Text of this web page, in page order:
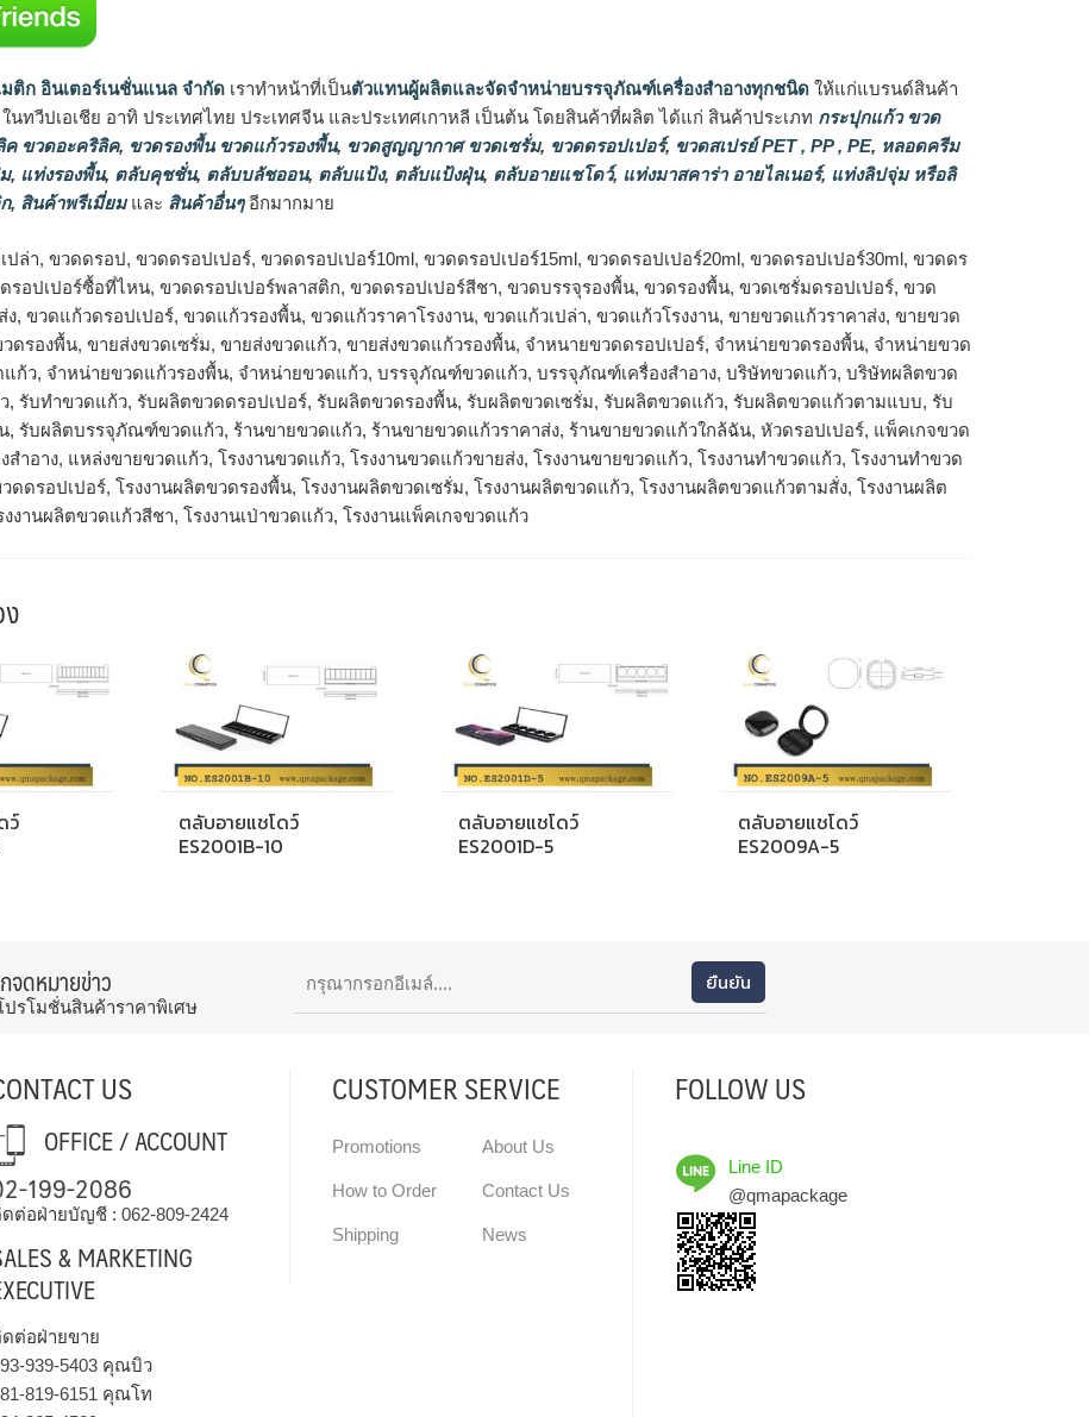
ติก อินเตอร์เนชั่นแนล จำกัด เราทำหน้าที่เป็นตัวแทนผู้ผลิตและจัดจำหน่ายบรรจุภัณฑ์เครื่องสำอางทุกชนิด ให้แก่แบรนด์สินค้า
นทวีปเอเชีย อาทิ ประเทศไทย ประเทศจีน และประเทศเกาหลี เป็นต้น โดยสินค้าที่ผลิต ได้แก่ สินค้าประเภท กระปุกแก้ว ขวด
ค ขวดอะคริลิค, ขวดรองพื้น ขวดแก้วรองพื้น, ขวดสูญญากาศ ขวดเซรั่ม, ขวดดรอปเปอร์, ขวดสเปรย์ PET , PP , PE, หลอดครีม
, แท่งรองพื้น, ตลับคุชชั่น, ตลับบลัชออน, ตลับแป้ง, ตลับแป้งฝุ่น, ตลับอายแชโดว์, แท่งมาสคาร่า อายไลเนอร์, แท่งลิปจุ่ม หรือลิ
, สินค้าพรีเมี่ยมและ สินค้าอื่นๆอีกมากมาย
ล่า, ขวดดรอป, ขวดดรอปเปอร์, ขวดดรอปเปอร์10ml, ขวดดรอปเปอร์15ml, ขวดดรอปเปอร์20ml, ขวดดรอปเปอร์30ml, ขวดดร
รอปเปอร์ซื้อที่ไหน, ขวดดรอปเปอร์พลาสติก, ขวดดรอปเปอร์สีชา, ขวดบรรจุรองพื้น, ขวดรองพื้น, ขวดเซรั่มดรอปเปอร์, ขวด
, ขวดแก้วดรอปเปอร์, ขวดแก้วรองพื้น, ขวดแก้วราคาโรงงาน, ขวดแก้วเปล่า, ขวดแก้วโรงงาน, ขายขวดแก้วราคาส่ง, ขายขวด
ดรองพื้น, ขายส่งขวดเซรั่ม, ขายส่งขวดแก้ว, ขายส่งขวดแก้วรองพื้น, จำหนายขวดดรอปเปอร์, จำหน่ายขวดรองพื้น, จำหน่ายขวด
แก้ว, จำหน่ายขวดแก้วรองพื้น, จําหน่ายขวดแก้ว, บรรจุภัณฑ์ขวดแก้ว, บรรจุภัณฑ์เครื่องสำอาง, บริษัทขวดแก้ว, บริษัทผลิตขวด
, รับทำขวดแก้ว, รับผลิตขวดดรอปเปอร์, รับผลิตขวดรองพื้น, รับผลิตขวดเซรั่ม, รับผลิตขวดแก้ว, รับผลิตขวดแก้วตามแบบ, รับ
, รับผลิตบรรจุภัณฑ์ขวดแก้ว, ร้านขายขวดแก้ว, ร้านขายขวดแก้วราคาส่ง, ร้านขายขวดแก้วใกล้ฉัน, หัวดรอปเปอร์, แพ็คเกจขวด
สำอาง, แหล่งขายขวดแก้ว, โรงงานขวดแก้ว, โรงงานขวดแก้วขายส่ง, โรงงานขายขวดแก้ว, โรงงานทำขวดแก้ว, โรงงานทําขวด
ดดรอปเปอร์, โรงงานผลิตขวดรองพื้น, โรงงานผลิตขวดเซรั่ม, โรงงานผลิตขวดแก้ว, โรงงานผลิตขวดแก้วตามสั่ง, โรงงานผลิต
งานผลิตขวดแก้วสีชา, โรงงานเป่าขวดแก้ว, โรงงานแพ็คเกจขวดแก้ว
ว์
ตลับอายแชโดว์
ES2001B-10
ตลับอายแชโดว์
ES2001D-5
ตลับอายแชโดว์
ES2009A-5
จดหมายข่าว
ปรโมชั่นสินค้าราคาพิเศษ
US
OFFICE / ACCOUNT
199-2086
ต่อฝ่ายบัญชี : 062-809-2424
& MARKETING
ต่อฝ่ายขาย
939-5403คุณบิว
819-6151คุณโท
CUSTOMER SERVICE
Promotions
How to Order
Shipping
About Us
Contact Us
News
FOLLOW US
Line ID
@qmapackage